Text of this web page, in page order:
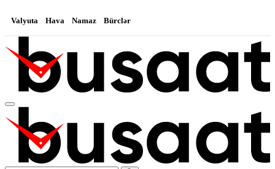
Valyuta Hava Namaz Bürclər